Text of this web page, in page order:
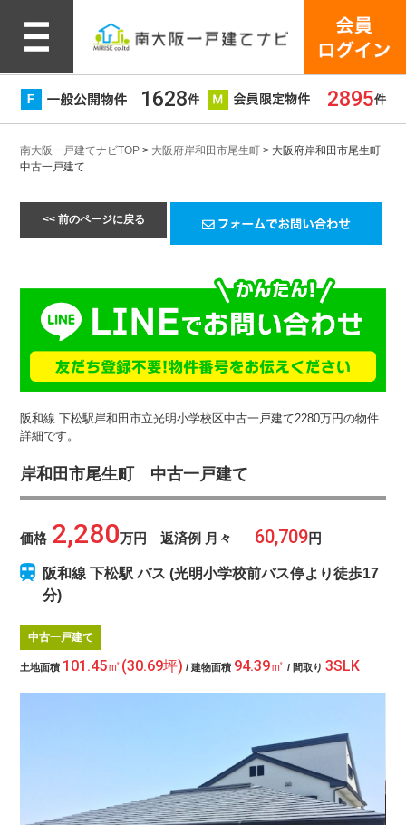
1628件 2895件
南大阪一戸建てナビTOP > 大阪府岸和田市尾生町 > 大阪府岸和田市尾生町
中古一戸建て
<< 前のページに戻る
阪和線 下松駅岸和田市立光明小学校区中古一戸建て2280万円の物件
詳細です。
岸和田市尾生町 中古一戸建て
価格 2,280万円 返済例 月々 円
阪和線 下松駅 バス (光明小学校前バス停より徒歩17
分)
中古一戸建て
土地面積 101.45㎡(30.69坪) / 建物面積 94.39㎡ / 間取り3SLK